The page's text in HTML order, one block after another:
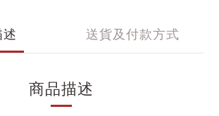
送貨及付款方式
商品描述